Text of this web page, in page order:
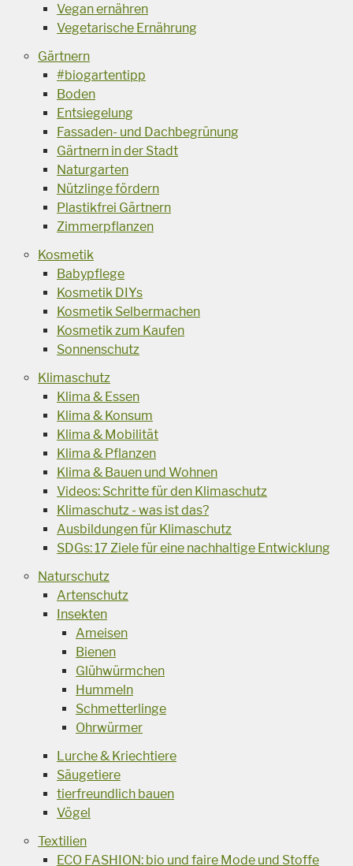
Vegan ernähren
Vegetarische Ernährung
Gärtnern
#biogartentipp
Boden
Entsiegelung
Fassaden- und Dachbegrünung
Gärtnern in der Stadt
Naturgarten
Nützlinge fördern
Plastikfrei Gärtnern
Zimmerpflanzen
Kosmetik
Babypflege
Kosmetik DIYs
Kosmetik Selbermachen
Kosmetik zum Kaufen
Sonnenschutz
Klimaschutz
Klima & Essen
Klima & Konsum
Klima & Mobilität
Klima & Pflanzen
Klima & Bauen und Wohnen
Videos: Schritte für den Klimaschutz
Klimaschutz - was ist das?
Ausbildungen für Klimaschutz
SDGs: 17 Ziele für eine nachhaltige Entwicklung
Naturschutz
Artenschutz
Insekten
Ameisen
Bienen
Glühwürmchen
Hummeln
Schmetterlinge
Ohrwürmer
Lurche & Kriechtiere
Säugetiere
tierfreundlich bauen
Vögel
Textilien
ECO FASHION: bio und faire Mode und Stoffe